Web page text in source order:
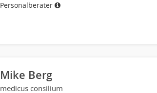
Personalberater
Mike Berg
medicus consilium